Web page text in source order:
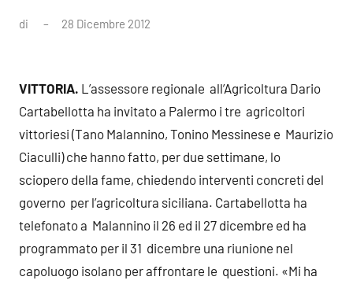
di 28 Dicembre 2012
VITTORIA. L’assessore regionale all’Agricoltura Dario
Cartabellotta ha invitato a Palermo i tre agricoltori
vittoriesi (Tano Malannino, Tonino Messinese e Maurizio
Ciaculli) che hanno fatto, per due settimane, lo
sciopero della fame, chiedendo interventi concreti del
governo per l’agricoltura siciliana. Cartabellotta ha
telefonato a Malannino il 26 ed il 27 dicembre ed ha
programmato per il 31 dicembre una riunione nel
capoluogo isolano per affrontare le questioni. «Mi ha